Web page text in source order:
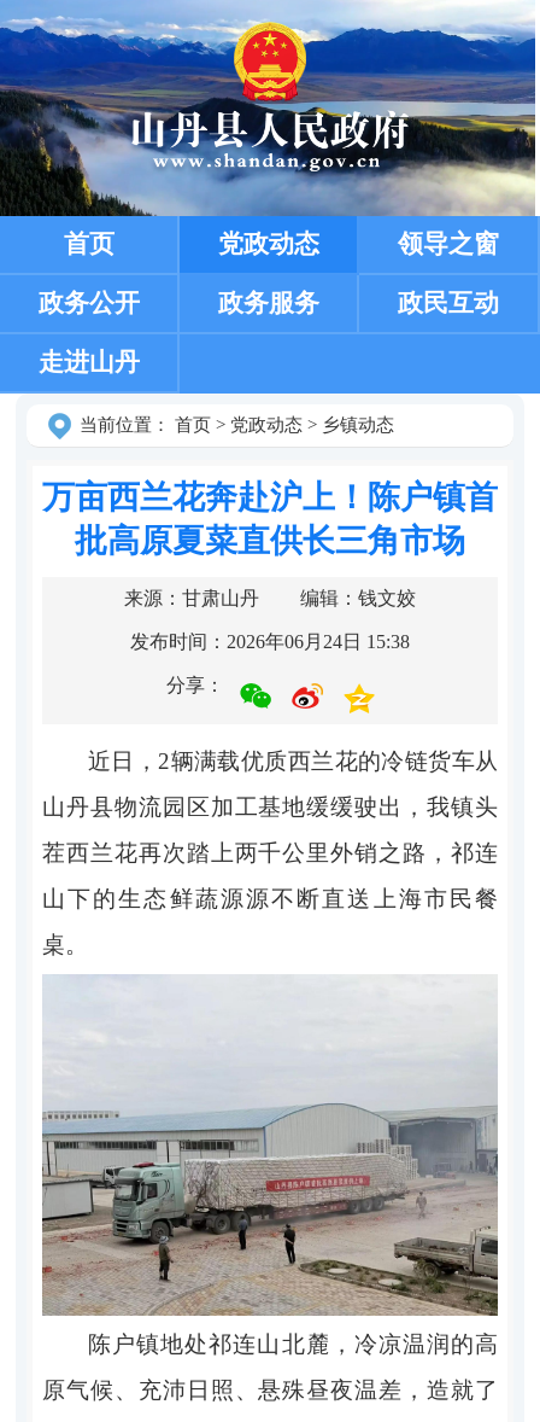
首页 党政动态 领导之窗
政务公开 政务服务 政民互动
走进山丹
当前位置： 首页> 党政动态> 乡镇动态
万亩西兰花奔赴沪上！陈户镇首
批高原夏菜直供长三角市场
来源：甘肃山丹 编辑：钱文姣
发布时间：2026年06月24日 15:38
分享：
近日，2辆满载优质西兰花的冷链货车从
山丹县物流园区加工基地缓缓驶出，我镇头
茬西兰花再次踏上两千公里外销之路，祁连
山下的生态鲜蔬源源不断直送上海市民餐
桌。
陈户镇地处祁连山北麓，冷凉温润的高
原气候、充沛日照、悬殊昼夜温差，造就了